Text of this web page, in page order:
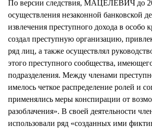
По версии следствия, МАЦЕЛЕВИЧ до
осуществления незаконной банковской
извлечения преступного дохода в особо
создал преступную организацию,
ряд лиц, а также осуществлял
этого преступного сообщества,
подразделения. Между членами
имелось четкое распределение ролей и
применялись меры конспирации от
разоблачения». В своей деятельности
использовали ряд «созданных ими